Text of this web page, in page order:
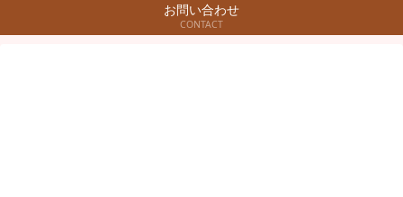
お問い合わせ
CONTACT